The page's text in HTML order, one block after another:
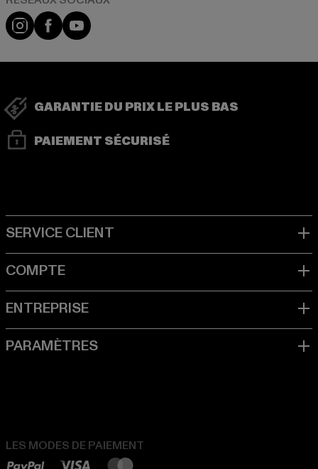
Visit our Instagram page:
Visit our Facebook page:
Visit our YouTube channel:
GARANTIE DU PRIX LE PLUS BAS
PAIEMENT SÉCURISÉ
LES MODES DE PAIEMENT